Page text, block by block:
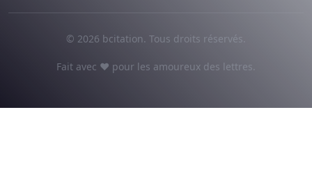
© 2026 bcitation. Tous droits réservés.
Fait avec ♥ pour les amoureux des lettres.